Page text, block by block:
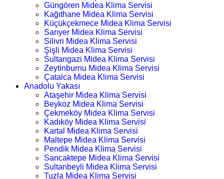
Güngören Midea Klima Servisi
Kağıthane Midea Klima Servisi
Küçükçekmece Midea Klima Servisi
Sarıyer Midea Klima Servisi
Silivri Midea Klima Servisi
Şişli Midea Klima Servisi
Sultangazi Midea Klima Servisi
Zeytinburnu Midea Klima Servisi
Çatalca Midea Klima Servisi
Anadolu Yakası
Ataşehir Midea Klima Servisi
Beykoz Midea Klima Servisi
Çekmeköy Midea Klima Servisi
Kadıköy Midea Klima Servisi
Kartal Midea Klima Servisi
Maltepe Midea Klima Servisi
Pendik Midea Klima Servisi
Sancaktepe Midea Klima Servisi
Sultanbeyli Midea Klima Servisi
Tuzla Midea Klima Servisi